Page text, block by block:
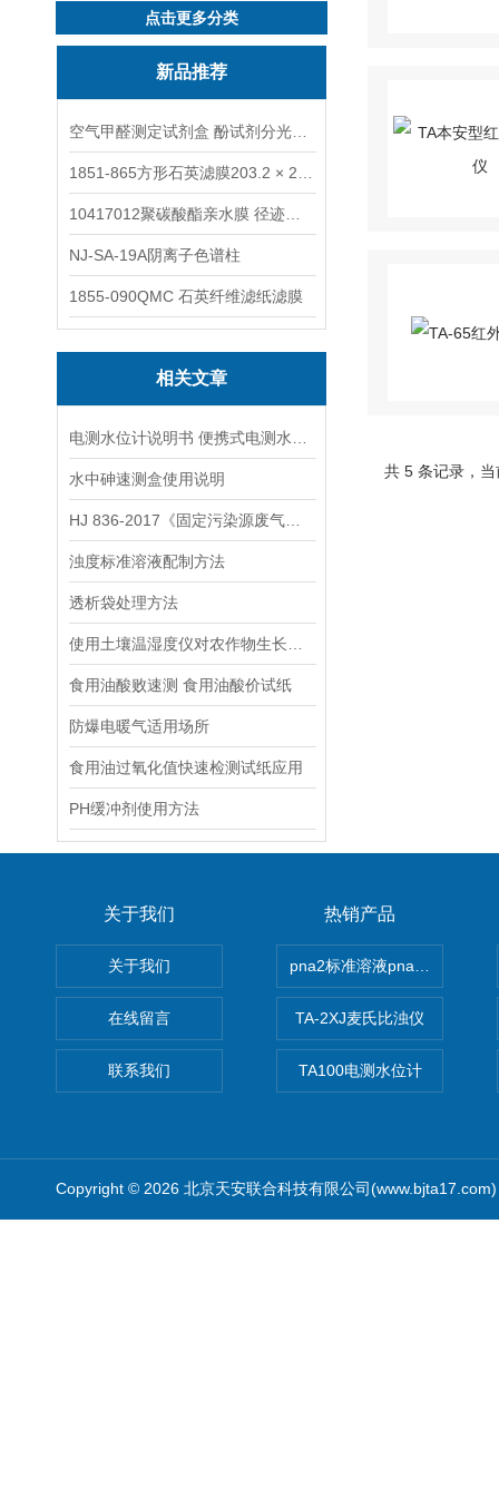
点击更多分类
新品推荐
NJ-SA-19A阴离子色谱柱
1855-090QMC 石英纤维滤纸滤膜
相关文章
水中砷速测盒使用说明
浊度标准溶液配制方法
透析袋处理方法
食用油酸败速测 食用油酸价试纸
防爆电暖气适用场所
食用油过氧化值快速检测试纸应用
PH缓冲剂使用方法
共 5 条记录，
关于我们
关于我们
在线留言
联系我们
热销产品
pna2标准溶液pna3 pna4
TA-2XJ麦氏比浊仪
TA100电测水位计
Copyright © 2026 北京天安联合科技有限公司